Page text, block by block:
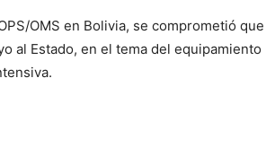
OMS en Bolivia, se comprometió que
al Estado, en el tema del equipamiento